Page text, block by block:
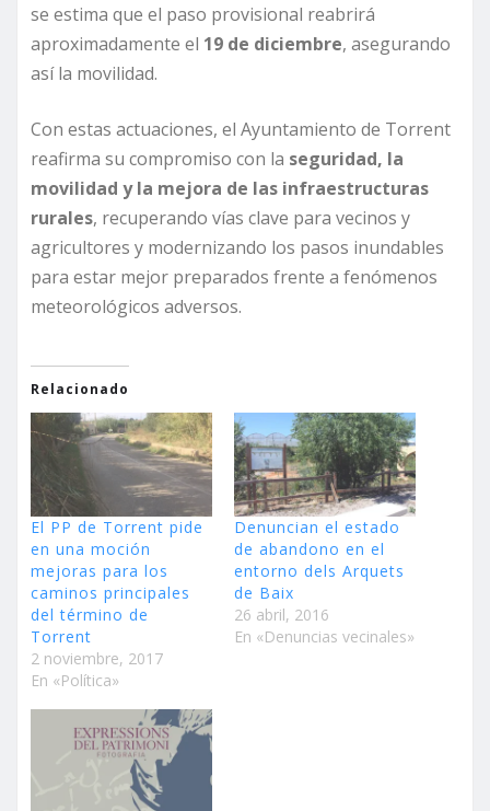
se estima que el paso provisional reabrirá
aproximadamente el 19 de diciembre, asegurando
así la movilidad.
Con estas actuaciones, el Ayuntamiento de Torrent
reafirma su compromiso con la seguridad, la
movilidad y la mejora de las infraestructuras
rurales, recuperando vías clave para vecinos y
agricultores y modernizando los pasos inundables
para estar mejor preparados frente a fenómenos
meteorológicos adversos.
Relacionado
El PP de Torrent pide
en una moción
mejoras para los
caminos principales
del término de
Torrent
2 noviembre, 2017
En «Política»
Denuncian el estado
de abandono en el
entorno dels Arquets
de Baix
26 abril, 2016
En «Denuncias vecinales»